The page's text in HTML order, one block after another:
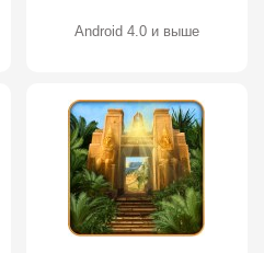
Android 4.0 и выше